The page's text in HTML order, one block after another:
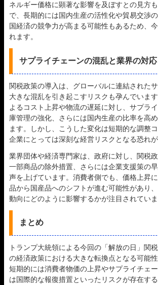
ネルギー価格に顕著な影響を及ぼすとの見方
で、長期的には国内生産の活性化や貿易交渉
国経済の競争力が高まる可能性もあるため、
れます。
サプライチェーンの混乱と業界の対応
関税政策の導入は、グローバルに連結された
大きな混乱を引き起こすリスクも孕んでいま
よるコスト上昇や物流の遅延に対し、サプラ
庫管理の強化、さらには国内生産の比率を高
ます。しかし、こうした変化は短期的な調整
企業にとっては深刻な経営リスクとなる恐れが
業界団体や経済専門家は、政府に対し、関税
一部商品の除外措置、さらには企業支援策の
声を上げています。消費者側でも、価格上昇
品から国産品へのシフトが進む可能性があり
動向にどのように影響するかが注目されていま
まとめ
トランプ大統領による今回の「解放の日」関
の経済政策における大きな転換点となる可能性
短期的には消費者物価の上昇やサプライチェ
は国際的な報復措置といったリスクが存在す